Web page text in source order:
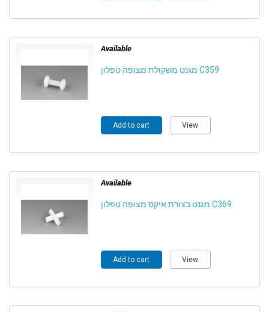
Available
מגנט משקולת מצופה טפלון C359
Add to cart View
Available
מגנט בצורת איקס מצופה טפלון C369
Add to cart View